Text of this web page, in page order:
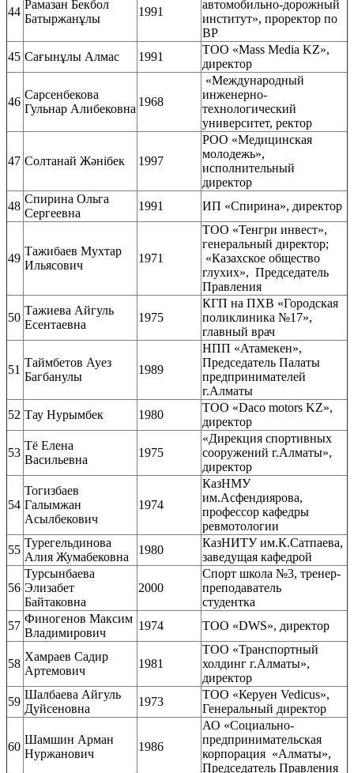
44
Рамазан Бекбол
Батыржанұлы
1991
автомобильно-дорожный
институт», проректор по
ВР
45 Сағынұлы Алмас 1991
ТОО «Mass Media KZ»,
директор
46
Сарсенбекова
Гульнар Алибековна
1968
«Международный
инженерно-
технологический
университет, ректор
47 Солтанай Жәнібек 1997
РОО «Медицинская
молодежь»,
исполнительный
директор
48
Спирина Ольга
Сергеевна
1991 ИП «Спирина», директор
49
Тажибаев Мухтар
Ильясович
1971
ТОО «Тенгри инвест»,
генеральный директор;
«Казахское общество
глухих», Председатель
Правления
50
Тажиева Айгуль
Есентаевна
1975
КГП на ПХВ «Городская
поликлиника №17»,
главный врач
51
Таймбетов Ауез
Багбанулы
1989
НПП «Атамекен»,
Председатель Палаты
предпринимателей
г.Алматы
52 Тау Нурымбек 1980
ТОО «Daco motors KZ»,
директор
53
Тё Елена
Васильевна
1975
«Дирекция спортивных
сооружений г.Алматы»,
директор
54
Тогизбаев
Галымжан
Асылбекович
1974
КазНМУ
им.Асфендиярова,
профессор кафедры
ревмотологии
55
Турегельдинова
Алия Жумабековна
1980
КазНИТУ им.К.Сатпаева,
заведущая кафедрой
56
Турсынбаева
Элизабет
Байтаковна
2000
Спорт школа №3, тренер-
преподаватель
студентка
57
Финогенов Максим
Владимирович
1974 ТОО «DWS», директор
58
Хамраев Садир
Артемович
1981
ТОО «Транспортный
холдинг г.Алматы»,
директор
59
Шалбаева Айгуль
Дуйсеновна
1973
ТОО «Керуен Vedicus»,
Генеральный директор
60
Шамшин Арман
Нуржанович
1986
АО «Социально-
предпринимательская
корпорация «Алматы»,
Председатель Правления